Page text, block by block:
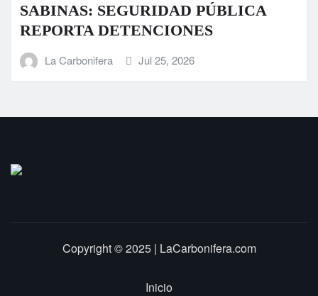
sectores de Sabinas
La Carbonifera